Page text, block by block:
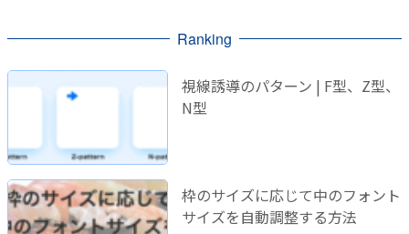
Ranking
視線誘導のパターン | F型、Z型、
N型
枠のサイズに応じて中のフォント
サイズを自動調整する方法